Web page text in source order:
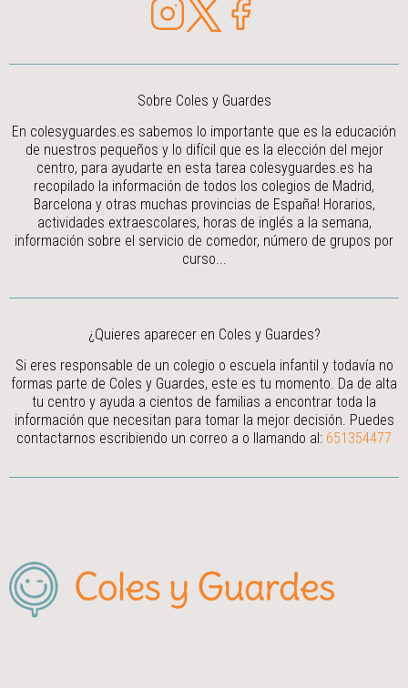
Sobre Coles y Guardes
En colesyguardes.es sabemos lo importante que es la educación
de nuestros pequeños y lo difícil que es la elección del mejor
centro, para ayudarte en esta tarea colesyguardes.es ha
recopilado la información de todos los colegios de Madrid,
Barcelona y otras muchas provincias de España! Horarios,
actividades extraescolares, horas de inglés a la semana,
información sobre el servicio de comedor, número de grupos por
curso...
¿Quieres aparecer en Coles y Guardes?
Si eres responsable de un colegio o escuela infantil y todavía no
formas parte de Coles y Guardes, este es tu momento. Da de alta
tu centro y ayuda a cientos de familias a encontrar toda la
información que necesitan para tomar la mejor decisión. Puedes
contactarnos escribiendo un correo a o llamando al: 651354477